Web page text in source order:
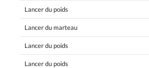
Lancer du poids
Lancer du marteau
Lancer du poids
Lancer du poids